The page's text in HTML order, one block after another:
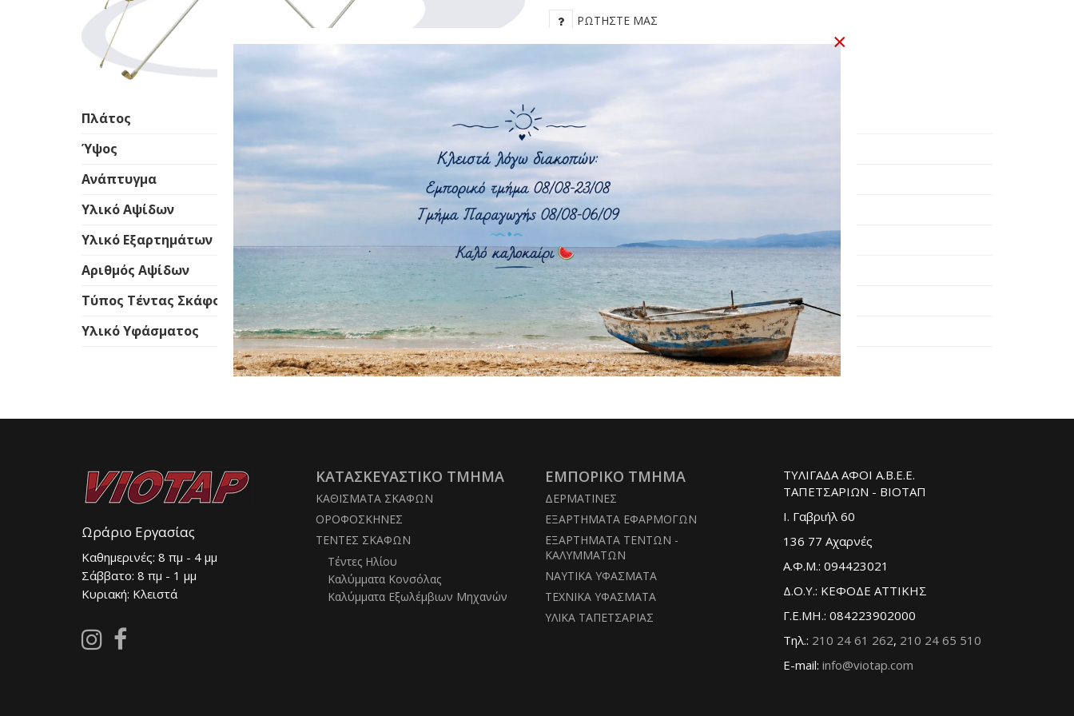
ΡΩΤΉΣΤΕ ΜΑΣ
Πλάτος
160 εκ.
Ύψος
130 εκ.
Ανάπτυγμα
210 εκ.
Υλικό Αψίδων
Αλουμίνιο
Υλικό Εξαρτημάτων
Inox
Αριθμός Αψίδων
Τύπος Τέντας Σκάφους
Τέντα Ηλίου / Bimini
Υλικό Υφάσματος
PVC
Ωράριο Εργασίας
Καθημερινές: 8 πμ - 4 μμ
Σάββατο: 8 πμ - 1 μμ
Κυριακή: Κλειστά
Follow
ΚΑΤΑΣΚΕΥΑΣΤΙΚΟ ΤΜΗΜΑ
ΚΑΘΙΣΜΑΤΑ ΣΚΑΦΩΝ
ΟΡΟΦΟΣΚΗΝΕΣ
ΤΕΝΤΕΣ ΣΚΑΦΩΝ
Τέντες Ηλίου
Καλύμματα Κονσόλας
Καλύμματα Εξωλέμβιων Μηχανών
ΕΜΠΟΡΙΚΟ ΤΜΗΜΑ
ΔΕΡΜΑΤΙΝΕΣ
ΕΞΑΡΤΗΜΑΤΑ ΕΦΑΡΜΟΓΩΝ
ΕΞΑΡΤΗΜΑΤΑ ΤΕΝΤΩΝ -
ΚΑΛΥΜΜΑΤΩΝ
ΝΑΥΤΙΚΑ ΥΦΑΣΜΑΤΑ
ΤΕΧΝΙΚΑ ΥΦΑΣΜΑΤΑ
ΥΛΙΚΑ ΤΑΠΕΤΣΑΡΙΑΣ
ΤΥΛΙΓΑΔΑ ΑΦΟΙ Α.Β.Ε.Ε.
ΤΑΠΕΤΣΑΡΙΩΝ - ΒΙΟΤΑΠ
Ι. Γαβριήλ 60
136 77 Αχαρνές
Α.Φ.Μ.: 094423021
Δ.Ο.Υ.: ΚΕΦΟΔΕ ΑΤΤΙΚΗΣ
Γ.Ε.ΜΗ.: 084223902000
Τηλ.: 210 24 61 262, 210 24 65 510
E-mail: info@viotap.com
×